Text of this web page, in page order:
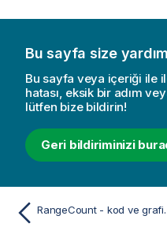
Bu sayfa size
Bu sayfa veya içeriği ile
hatası, eksik bir adım
lütfen bize bildirin!
Geri bildiriminizi